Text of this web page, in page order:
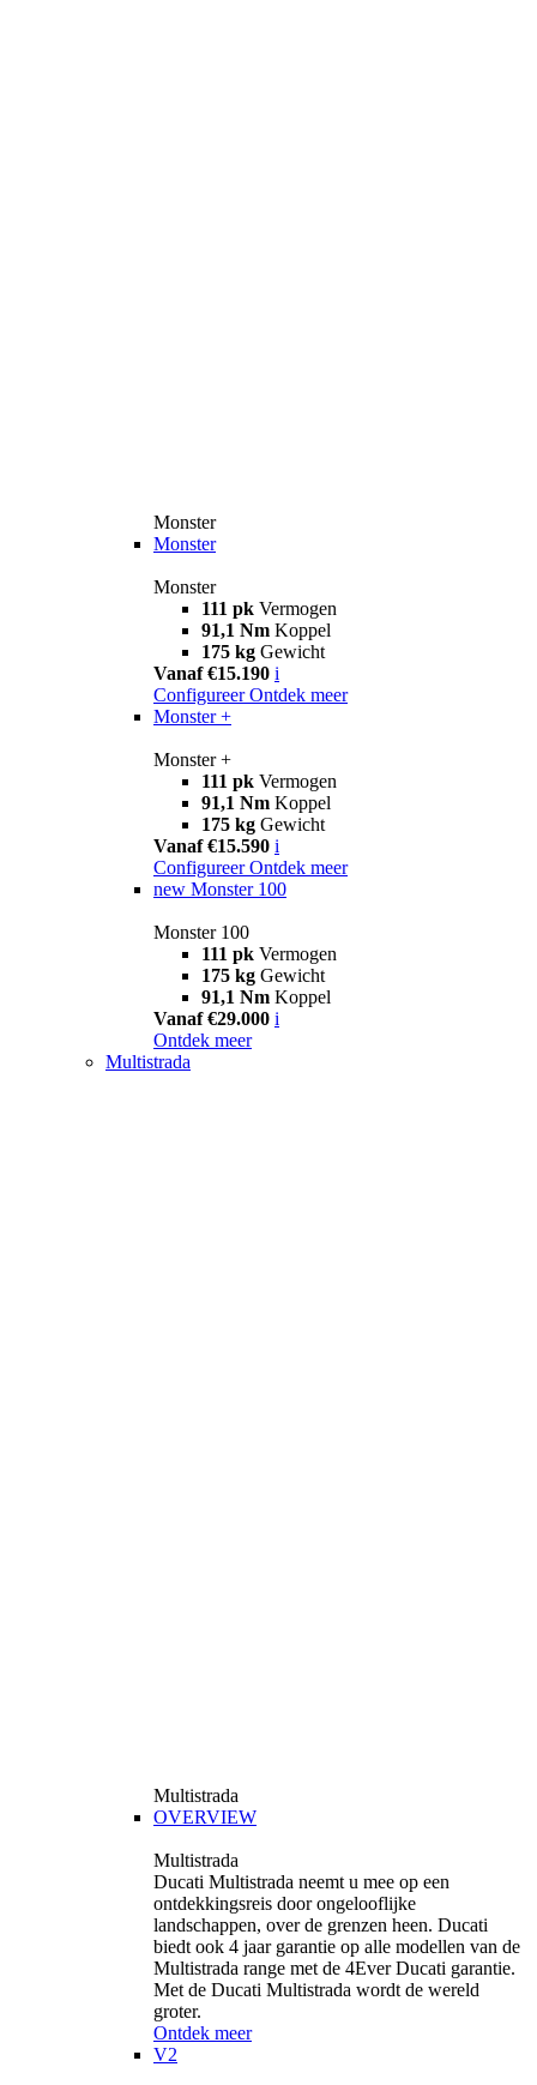
Monster
Monster
Monster
111 pk Vermogen
91,1 Nm Koppel
175 kg Gewicht
Vanaf €15.190 i
Configureer Ontdek meer
Monster +
Monster +
111 pk Vermogen
91,1 Nm Koppel
175 kg Gewicht
Vanaf €15.590 i
Configureer Ontdek meer
new Monster 100
Monster 100
111 pk Vermogen
175 kg Gewicht
91,1 Nm Koppel
Vanaf €29.000 i
Ontdek meer
Multistrada
Multistrada
OVERVIEW
Multistrada
Ducati Multistrada neemt u mee op een
ontdekkingsreis door ongelooflijke
landschappen, over de grenzen heen. Ducati
biedt ook 4 jaar garantie op alle modellen van de
Multistrada range met de 4Ever Ducati garantie.
Met de Ducati Multistrada wordt de wereld
groter.
Ontdek meer
V2